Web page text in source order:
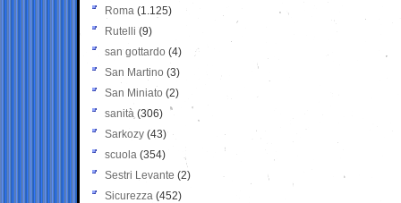
Roma (1.125)
Rutelli (9)
san gottardo (4)
San Martino (3)
San Miniato (2)
sanità (306)
Sarkozy (43)
scuola (354)
Sestri Levante (2)
Sicurezza (452)